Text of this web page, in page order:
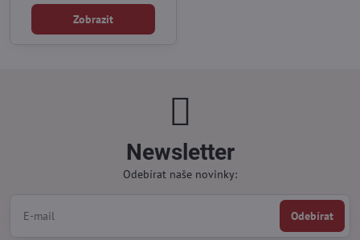
Zobrazit
Newsletter
Odebírat naše novinky:
Odebírat